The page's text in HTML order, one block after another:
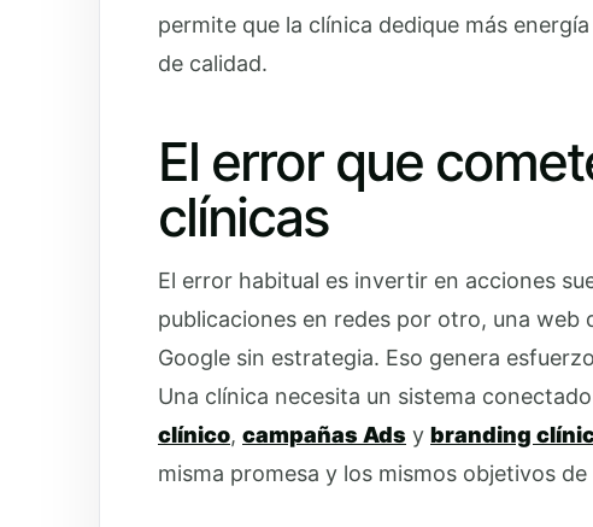
permite que la clínica dedique más
de calidad.
El error que
clínicas
El error habitual es invertir en acciones
publicaciones en redes por otro, una web
Google sin estrategia. Eso genera
Una clínica necesita un sistema
clínico, campañas Ads y branding
misma promesa y los mismos objetivos